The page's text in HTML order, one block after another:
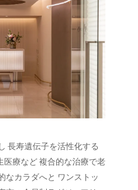
長寿遺伝子を活性化する
療など 複合的な治療で老
なカラダへと ワンストッ